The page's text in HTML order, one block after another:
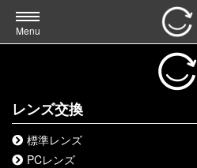
Menu
レンズ交換
標準レンズ
PCレンズ